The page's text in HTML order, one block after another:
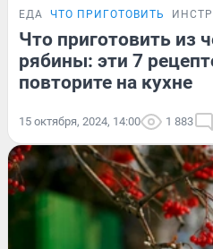
ЕДА ЧТО ПРИГОТОВИТЬ
Что приготовить из
рябины: эти 7
повторите на кухне
15 октября, 2024, 14:00 1 883